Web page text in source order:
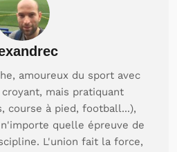
amoureux du sport avec
croyant, mais pratiquant
course à pied, football...),
quelle épreuve de
L'union fait la force,